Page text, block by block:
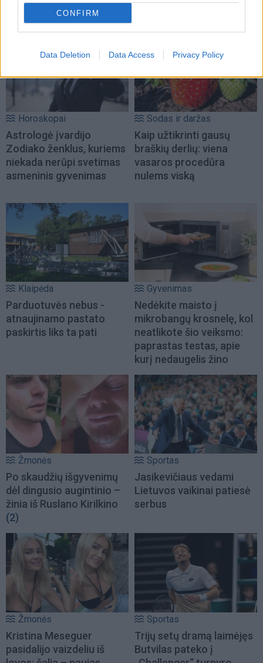
CONFIRM
Data Deletion Data Access Privacy Policy
NAUJI
Horoskopai
Astrologė įvardijo
Zodiako ženklus, kuriems
niekada nerūpi svetimas
asmeninis gyvenimas
Sodas ir daržas
Kaip užtikrinti gausų
braškių derlių: viena
vasaros procedūra
nulems viską
Klaipėda
Parduotuvės nebus -
atnaujinamo pastato
paskirtis liks ta pati
Gyvenimas
Nedėkite maisto į
mikrobangų krosnelę, kol
neatlikote šio veiksmo:
paprastas testas, apie
kurį nedaugelis žino
Žmonės
Po skaudžių išgyvenimų
dėl dingusio augintinio –
žinia iš Ruslano Kirilkino
(2)
Sportas
Jasikevičiaus vedami
Lietuvos vaikinai patiesė
serbus
Žmonės
Kristina Meseguer
pasidalijo vaizdeliu iš
Sportas
Trijų setų dramą laimėjęs
Butvilas pateko į